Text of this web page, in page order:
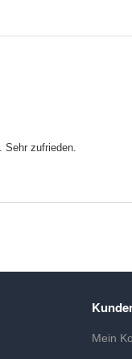
zufrieden.
Mein